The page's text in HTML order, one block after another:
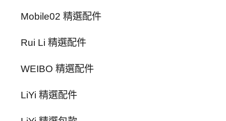
Mobile02 精選配件
Rui Li 精選配件
WEIBO 精選配件
LiYi 精選配件